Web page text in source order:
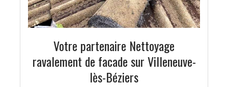
Votre partenaire Nettoyage
ravalement de facade sur Villeneuve-
lès-Béziers